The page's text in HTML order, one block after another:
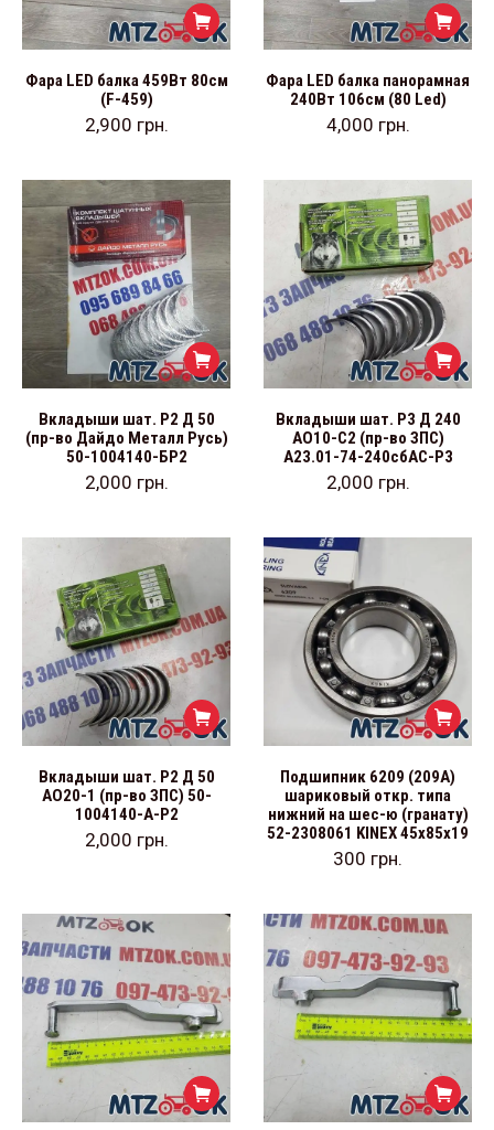
Фара LED балка 459Вт 80см
(F-459)
2,900 грн.
Фара LED балка панорамная
240Вт 106см (80 Led)
4,000 грн.
Вкладыши шат. Р2 Д 50
(пр-во Дайдо Металл Русь)
50-1004140-БР2
2,000 грн.
Вкладыши шат. Р3 Д 240
АО10-С2 (пр-во ЗПС)
А23.01-74-240сбАС-Р3
2,000 грн.
Вкладыши шат. Р2 Д 50
АО20-1 (пр-во ЗПС) 50-
1004140-А-Р2
2,000 грн.
Подшипник 6209 (209А)
шариковый откр. типа
нижний на шес-ю (гранату)
52-2308061 KINEX 45х85х19
300 грн.